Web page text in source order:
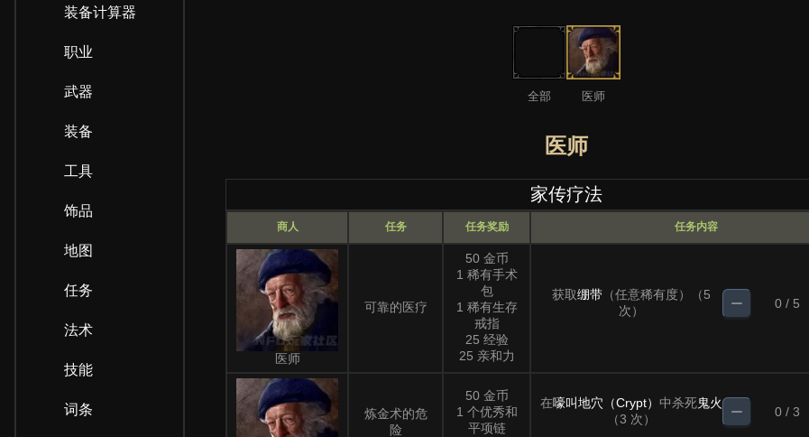
装备计算器
职业
武器
装备
工具
饰品
地图
任务
法术
技能
词条
全部 医师
医师
家传疗法
商人 任务 任务奖励 任务内容
医师
可靠的医疗
50 金币
1 稀有手术
包
1 稀有生存
戒指
25 经验
25 亲和力
获取绷带 （任意稀有度）（5
次）
0 / 5
炼金术的危
险
50 金币
1 个优秀和
平项链
在嚎叫地穴（Crypt） 中杀死鬼火
（3 次）
0 / 3